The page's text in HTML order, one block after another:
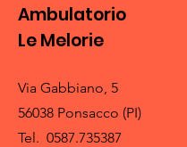
Ambulatorio
Le Melorie
Via Gabbiano, 5
56038 Ponsacco (PI)
Tel. 0587.735387